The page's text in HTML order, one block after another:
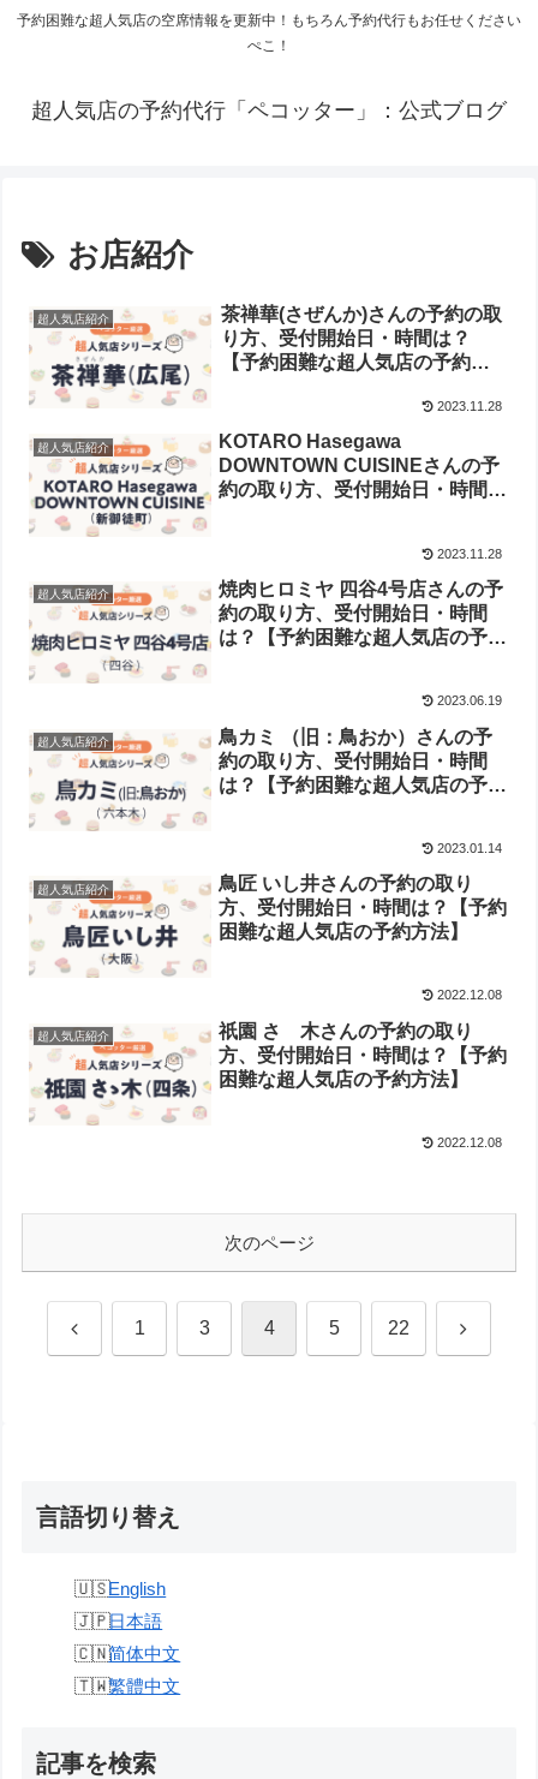
予約困難な超人気店の空席情報を更新中！もちろん予約代行もお任せください
ぺこ！
超人気店の予約代行「ペコッター」：公式ブログ
お店紹介
超人気店紹介
茶禅華(さぜんか)さんの予約の取
り方、受付開始日・時間は？
【予約困難な超人気店の予約方
2023.11.28
超人気店紹介
KOTARO Hasegawa
DOWNTOWN CUISINEさんの予
約の取り方、受付開始日・時間
2023.11.28
超人気店紹介
焼肉ヒロミヤ 四谷4号店さんの予
約の取り方、受付開始日・時間
は？【予約困難な超人気店の予約
2023.06.19
超人気店紹介
鳥カミ （旧：鳥おか）さんの予
約の取り方、受付開始日・時間
は？【予約困難な超人気店の予約
2023.01.14
超人気店紹介
鳥匠 いし井さんの予約の取り
方、受付開始日・時間は？【予約
困難な超人気店の予約方法】
2022.12.08
超人気店紹介
祇園 さゝ木さんの予約の取り
方、受付開始日・時間は？【予約
困難な超人気店の予約方法】
2022.12.08
次のページ
前 1 3 4 5 22 次
言語切り替え
English
日本語
简体中文
繁體中文
記事を検索